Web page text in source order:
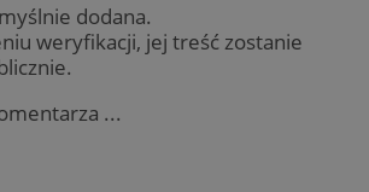
dodana.
weryfikacji, jej treść zostanie
...